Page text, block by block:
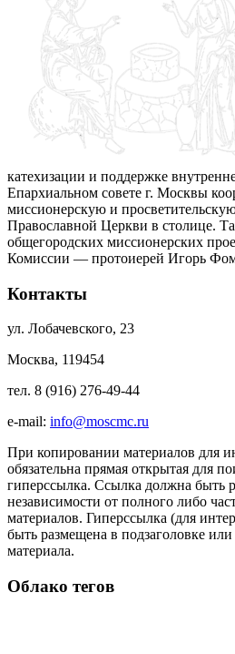
катехизации и поддержке
Епархиальном совете г. Москвы
миссионерскую и
Православной Церкви в столице.
общегородских миссионерских
Комиссии — протоиерей Игорь
Контакты
ул. Лобачевского, 23
Москва, 119454
тел. 8 (916) 276-49-44
e-mail: info@moscmc.ru
При копировании материалов для
обязательна прямая открытая для
гиперссылка. Ссылка должна быть
независимости от полного либо
материалов. Гиперссылка (для
быть размещена в подзаголовке
материала.
Облако тегов